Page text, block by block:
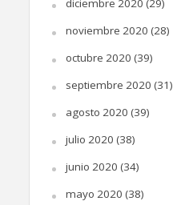
diciembre 2020 (29)
noviembre 2020 (28)
octubre 2020 (39)
septiembre 2020 (31)
agosto 2020 (39)
julio 2020 (38)
junio 2020 (34)
mayo 2020 (38)